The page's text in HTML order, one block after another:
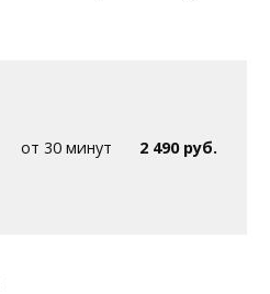
от 30 минут 2 490 руб.